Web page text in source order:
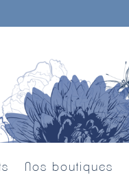
Nos boutiques